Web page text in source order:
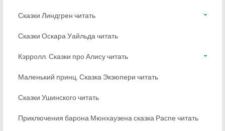
Сказки Линдгрен читать
Сказки Оскара Уайльда читать
Кэрролл. Сказки про Алису читать
Маленький принц. Сказка Экзюпери читать
Сказки Ушинского читать
Приключения барона Мюнхаузена сказка Распе читать